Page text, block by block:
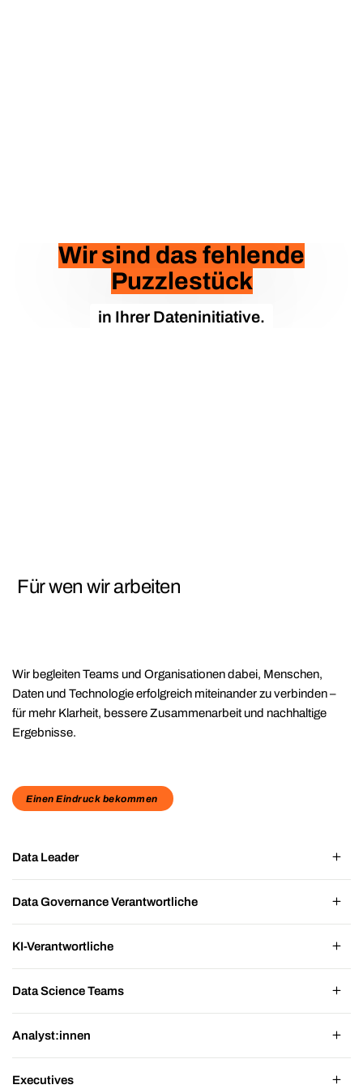
Wir sind das fehlende
Puzzlestück
in Ihrer Dateninitiative.
Für wen wir arbeiten
Wir begleiten Teams und Organisationen dabei, Menschen,
Daten und Technologie erfolgreich miteinander zu verbinden –
für mehr Klarheit, bessere Zusammenarbeit und nachhaltige
Ergebnisse.
Einen Eindruck bekommen
Data Leader
Data Governance Verantwortliche
KI-Verantwortliche
Data Science Teams
Analyst:innen
Executives